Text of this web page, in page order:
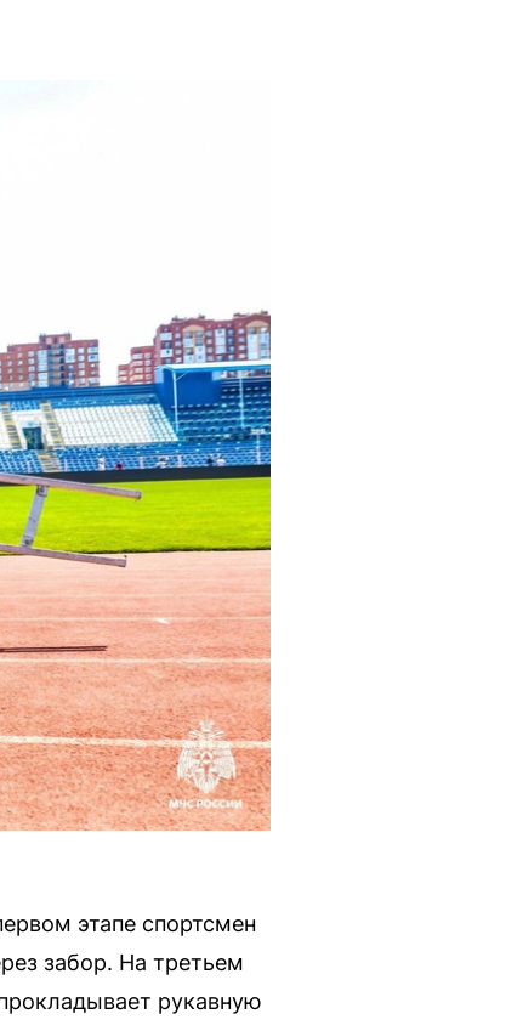
этапе спортсмен
забор. На третьем
рукавную